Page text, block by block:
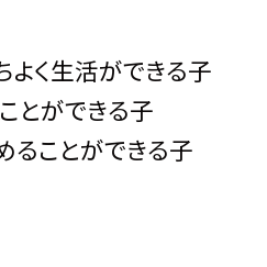
よく生活ができる子
とができる子
ることができる子